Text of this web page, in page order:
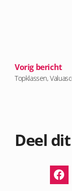
Vorig bericht
Topklassen,
Deel